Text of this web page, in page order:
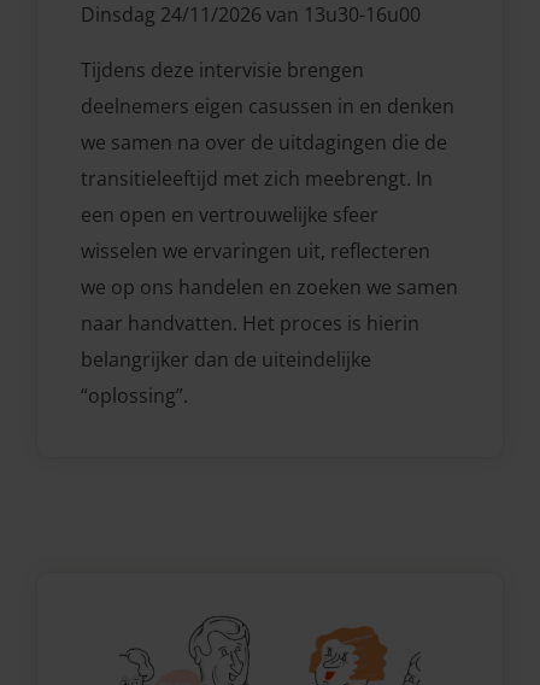
Tijdens deze intervisie brengen
deelnemers eigen casussen in en denken
we samen na over de uitdagingen die de
transitieleeftijd met zich meebrengt. In
een open en vertrouwelijke sfeer
wisselen we ervaringen uit, reflecteren
we op ons handelen en zoeken we samen
naar handvatten. Het proces is hierin
belangrijker dan de uiteindelijke
“oplossing”.
Dinsdag 24/11/2026 van 13u30-16u00